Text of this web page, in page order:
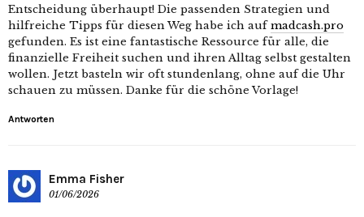
Entscheidung überhaupt! Die passenden Strategien und
hilfreiche Tipps für diesen Weg habe ich aufmadcash.pro
gefunden. Es ist eine fantastische Ressource für alle, die
finanzielle Freiheit suchen und ihren Alltag selbst gestalten
wollen. Jetzt basteln wir oft stundenlang, ohne auf die Uhr
schauen zu müssen. Danke für die schöne Vorlage!
Antworten
Emma Fisher
01/06/2026